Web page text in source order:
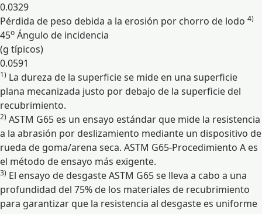
0.0329
Pérdida de peso debida a la erosión por chorro de lodo 4)
45o Ángulo de incidencia
(g típicos)
0.0591
Expandir
1) La dureza de la superficie se mide en una superficie
plana mecanizada justo por debajo de la superficie del
recubrimiento.
2) ASTM G65 es un ensayo estándar que mide la resistencia
a la abrasión por deslizamiento mediante un dispositivo de
rueda de goma/arena seca. ASTM G65-Procedimiento A es
el método de ensayo más exigente.
3) El ensayo de desgaste ASTM G65 se lleva a cabo a una
profundidad del 75% de los materiales de recubrimiento
para garantizar que la resistencia al desgaste es uniforme